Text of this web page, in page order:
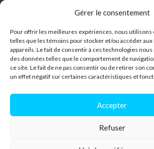
Gérer le consentement
Pour offrir les meilleures expériences, nous utilisons
telles que les témoins pour stocker et/ou accéder
appareils. Le fait de consentir à ces technologies
des données telles que le comportement de
ce site. Le fait de ne pas consentir ou de retirer son
un effet négatif sur certaines caractéristiques et
Accepter
Refuser
Municipalité de Saints-Anges
494, avenue Principale
Saints-Anges, Québec
G0S 3E0
418-253-5230
info@saintsanges.com